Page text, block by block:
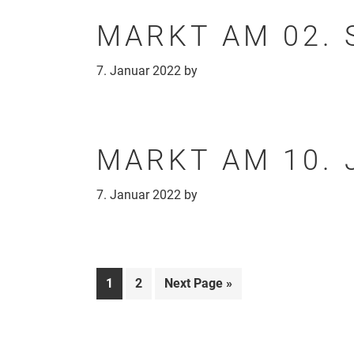
MARKT AM 02.
7. Januar 2022 by
MARKT AM 10.
7. Januar 2022 by
Page
1 Page
2
Go
Next Page »